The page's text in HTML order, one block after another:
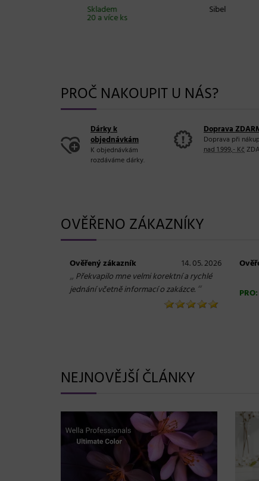
Skladem
20 a více ks
PROČ NAKOUPIT U NÁS?
Dárky k
objednávkám
K objednávkám
rozdáváme dárky.
Doprava
Doprava při
nad 1.999,- Kč
OVĚŘENO ZÁKAZNÍKY
Ověřený zákazník 14. 05. 2026
„ Překvapilo mne velmi korektní a rychlé
jednání včetně informací o zakázce. “ PRO:
NEJNOVĚJŠÍ ČLÁNKY